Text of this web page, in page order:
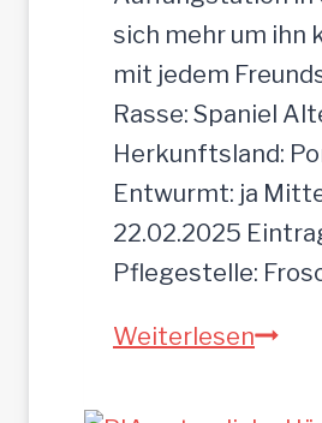
sich mehr um ihn
mit jedem
Rasse: Spaniel
Herkunftsland:
Entwurmt: ja
22.02.2025
Pflegestelle:
WeiterlesenMOGLI